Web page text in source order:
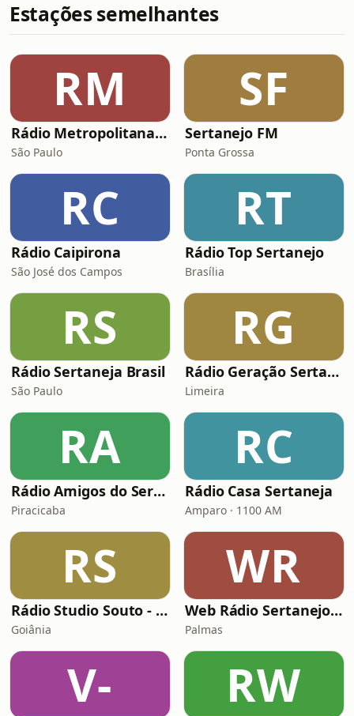
Estações semelhantes
RM
Rádio Metropolitana Sertanejo
São Paulo
SF
Sertanejo FM
Ponta Grossa
RC
Rádio Caipirona
São José dos Campos
RT
Rádio Top Sertanejo
Brasília
RS
Rádio Sertaneja Brasil
São Paulo
RG
Rádio Geração Sertaneja
Limeira
RA
Rádio Amigos do Sertanejo
Piracicaba
RC
Rádio Casa Sertaneja
Amparo · 1100 AM
RS
Rádio Studio Souto - Sertanejo Raizes
Goiânia
WR
Web Rádio Sertanejo Bom Demais
Palmas
V- RW